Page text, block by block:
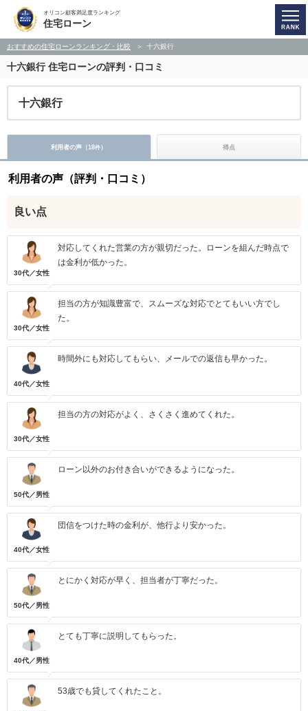
オリコン顧客満足度ランキング
住宅ローン
おすすめの住宅ローンランキング・比較 十六銀行
十六銀行住宅ローンの評判・口コミ
十六銀行
利用者の声（18件） 得点
利用者の声（評判・口コミ）
良い点
30代／女性
対応してくれた営業の方が親切だった。ローンを組んだ時点で
は金利が低かった。
30代／女性
担当の方が知識豊富で、スムーズな対応でとてもいい方でし
た。
40代／女性
時間外にも対応してもらい、メールでの返信も早かった。
30代／女性
担当の方の対応がよく、さくさく進めてくれた。
50代／男性
ローン以外のお付き合いができるようになった。
40代／女性
団信をつけた時の金利が、他行より安かった。
50代／男性
とにかく対応が早く、担当者が丁寧だった。
40代／男性
とても丁寧に説明してもらった。
53歳でも貸してくれたこと。